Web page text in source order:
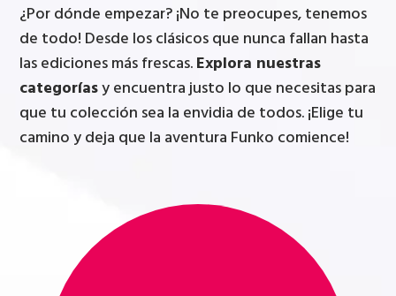
¿Por dónde empezar? ¡No te preocupes, tenemos
de todo! Desde los clásicos que nunca fallan hasta
las ediciones más frescas.Explora nuestras
categoríasy encuentra justo lo que necesitas para
que tu colección sea la envidia de todos. ¡Elige tu
camino y deja que la aventura Funko comience!